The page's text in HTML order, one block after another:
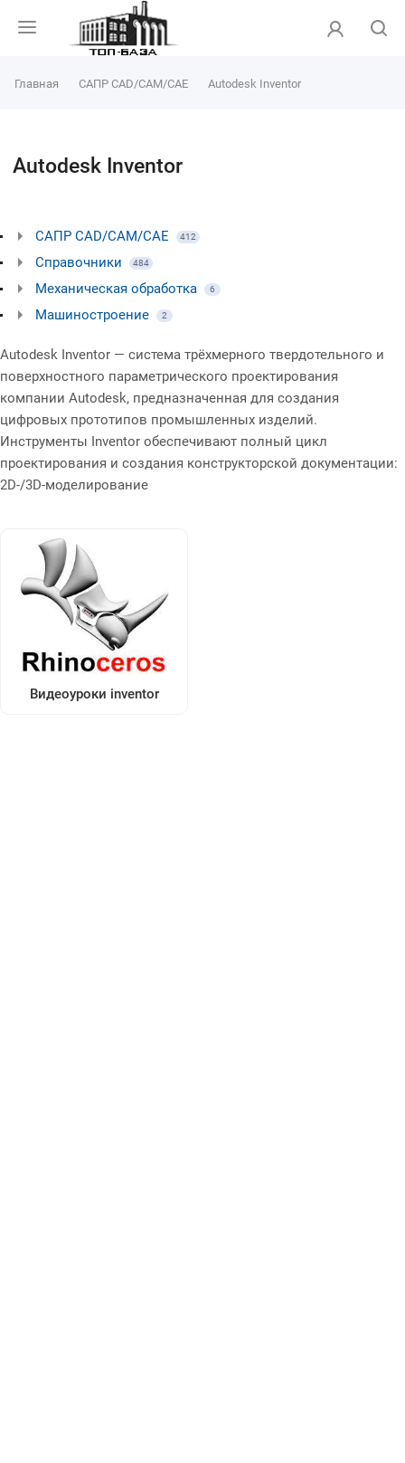
Главная САПР CAD/CAM/CAE Autodesk Inventor
Autodesk Inventor
САПР CAD/CAM/CAE 412
Справочники 484
Механическая обработка 6
Машиностроение 2
Autodesk Inventor — система трёхмерного твердотельного и
поверхностного параметрического проектирования
компании Autodesk, предназначенная для создания
цифровых прототипов промышленных изделий.
Инструменты Inventor обеспечивают полный цикл
проектирования и создания конструкторской документации:
2D-/3D-моделирование
Видеоуроки inventor